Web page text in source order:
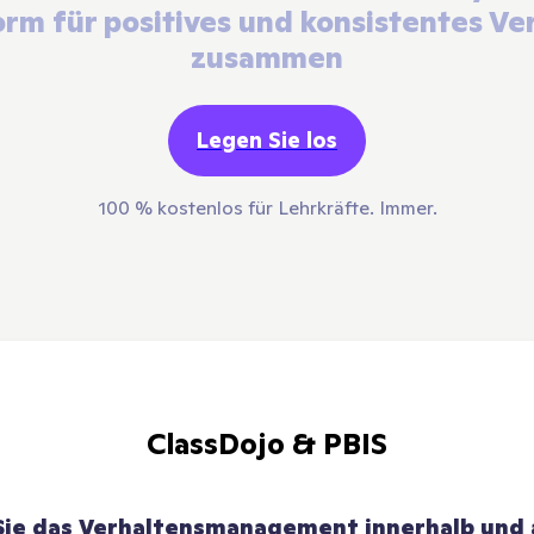
für positives und konsistentes
zusammen
Legen Sie los
100 % kostenlos für Lehrkräfte. Immer.
ClassDojo & PBIS
das Verhaltensmanagement innerhalb und